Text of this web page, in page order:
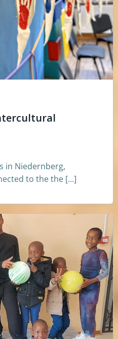
in Niedernberg,
to the the […]